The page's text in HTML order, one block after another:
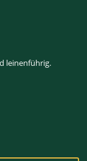
leinenführig.